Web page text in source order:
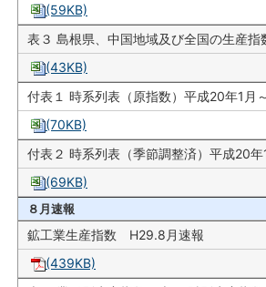
(59KB)
表３ 島根県、中国地域及び全国の生産指
(43KB)
付表１ 時系列表（原指数）平成20年1月
(70KB)
付表２ 時系列表（季節調整済）平成20
(69KB)
８月速報
鉱工業生産指数 H29.8月速報
(439KB)